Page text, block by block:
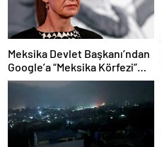
Meksika Devlet Başkanı’ndan
Google’a “Meksika Körfezi”
davası